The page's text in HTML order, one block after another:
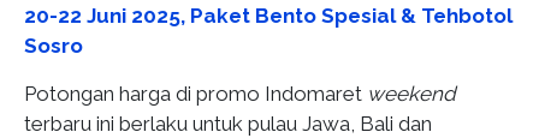
20-22 Juni 2025, Paket Bento Spesial & Tehbotol
Sosro
Potongan harga di promo Indomaret weekend
terbaru ini berlaku untuk pulau Jawa, Bali dan